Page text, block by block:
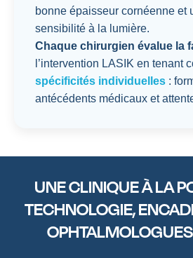
bonne épaisseur cornéenne et
sensibilité à la lumière.
Chaque chirurgien évalue la
l’intervention LASIK en tenant
spécificités individuelles :
antécédents médicaux et
UNE CLINIQUE À LA
TECHNOLOGIE,